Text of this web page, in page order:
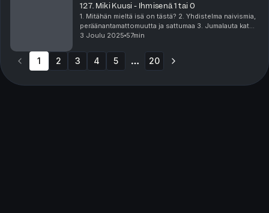
127. Miki Kuusi - Ihmisenä 1 tai 0
1. Mitähän mieltä isä on tästä? 2. Yhdistelma naivismia,
peräänantamattomuutta ja sattumaa 3. Jumalauta kato
3 Joulu 2025 57min
1 2 3 4 5 20